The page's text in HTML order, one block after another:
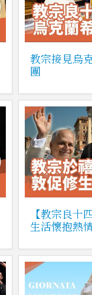
教宗接見烏
團
【教宗良十
生活懷抱熱